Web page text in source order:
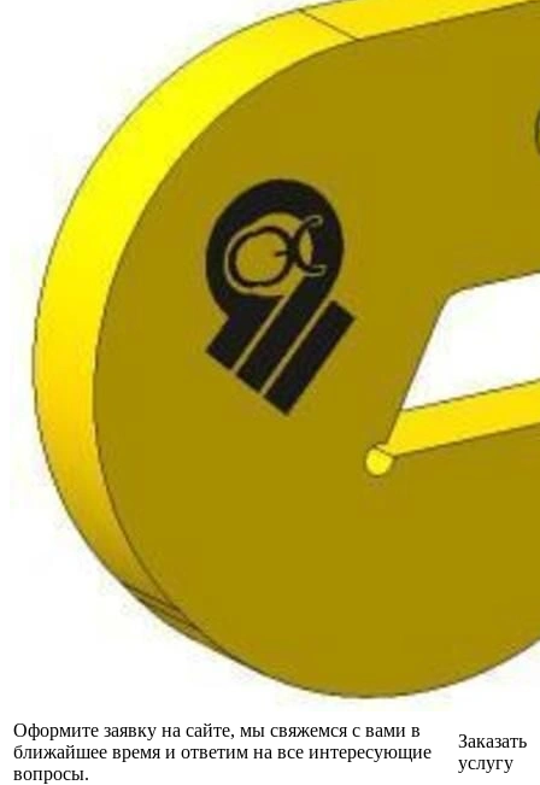
Оформите заявку на сайте, мы свяжемся с вами в
ближайшее время и ответим на все интересующие
вопросы.
Заказать
услугу